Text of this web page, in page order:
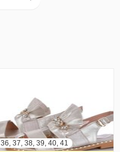
36, 37, 38, 39, 40, 41